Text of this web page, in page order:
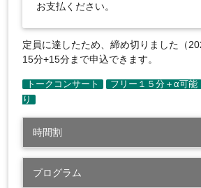
お支払ください。
定員に達したため、締め切りました（
15分+15分まで申込できます。
時間割
プログラム